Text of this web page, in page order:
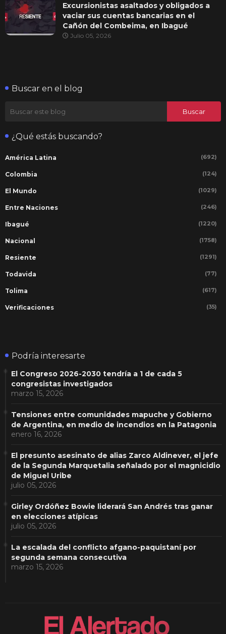
Excursionistas asaltados y obligados a
vaciar sus cuentas bancarias en el
Cañón del Combeima, en Ibagué
Julio 05, 2026
Buscar en el blog
¿Qué estás buscando?
América Latina (692)
Colombia (124)
El Mundo (1029)
Entre Naciones (246)
Ibagué (1220)
Nacional (1758)
Resiente (1291)
Todavida (77)
Tolima (617)
Verificaciones (35)
Podría interesarte
El Congreso 2026-2030 tendría a 1 de cada 5
congresistas investigados
marzo 15, 2026
Tensiones entre comunidades mapuche y Gobierno
de Argentina, en medio de incendios en la Patagonia
enero 16, 2026
El presunto asesinato de alias Zarco Aldinever, el jefe
de la Segunda Marquetalia señalado por el magnicidio
de Miguel Uribe
julio 05, 2026
Girley Ordóñez Bowie liderará San Andrés tras ganar
en elecciones atípicas
julio 05, 2026
La escalada del conflicto afgano-paquistaní por
segunda semana consecutiva
marzo 15, 2026